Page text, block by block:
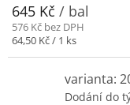
645 Kč / bal
576 Kč bez DPH
Měrná
64,50 Kč / 1 ks
varianta:
Dodání do